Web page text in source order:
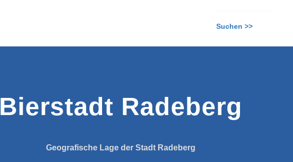
Suchen >>
Bierstadt Radeberg
Geografische Lage der Stadt Radeberg